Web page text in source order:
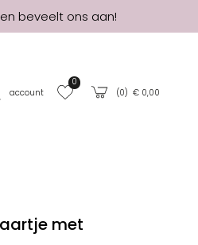
beveelt ons aan!
account
0
(0) € 0,00
met